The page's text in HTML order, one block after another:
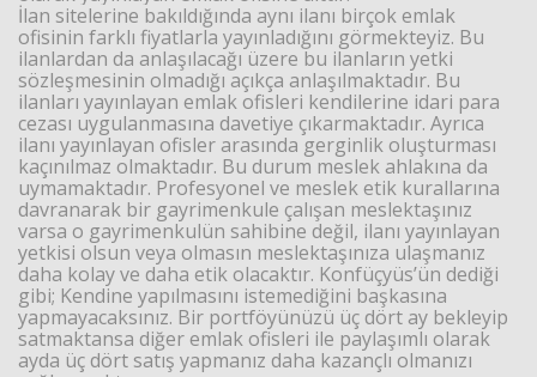
İlan sitelerine bakıldığında aynı ilanı birçok emlak
ofisinin farklı fiyatlarla yayınladığını görmekteyiz. Bu
ilanlardan da anlaşılacağı üzere bu ilanların yetki
sözleşmesinin olmadığı açıkça anlaşılmaktadır. Bu
ilanları yayınlayan emlak ofisleri kendilerine idari para
cezası uygulanmasına davetiye çıkarmaktadır. Ayrıca
ilanı yayınlayan ofisler arasında gerginlik oluşturması
kaçınılmaz olmaktadır. Bu durum meslek ahlakına da
uymamaktadır. Profesyonel ve meslek etik kurallarına
davranarak bir gayrimenkule çalışan meslektaşınız
varsa o gayrimenkulün sahibine değil, ilanı yayınlayan
yetkisi olsun veya olmasın meslektaşınıza ulaşmanız
daha kolay ve daha etik olacaktır. Konfüçyüs’ün dediği
gibi; Kendine yapılmasını istemediğini başkasına
yapmayacaksınız. Bir portföyünüzü üç dört ay bekleyip
satmaktansa diğer emlak ofisleri ile paylaşımlı olarak
ayda üç dört satış yapmanız daha kazançlı olmanızı